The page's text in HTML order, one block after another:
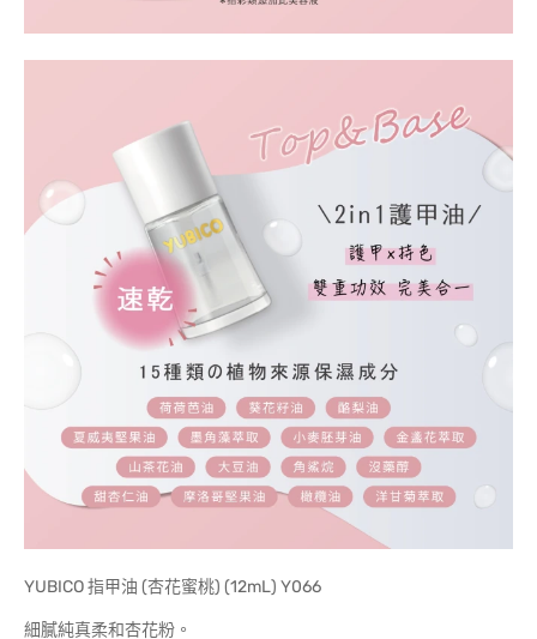
YUBICO 指甲油 (杏花蜜桃) (12mL) Y066
細膩純真柔和杏花粉。